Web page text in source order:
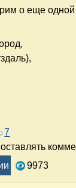
о еще одной
съездить на
7
9973